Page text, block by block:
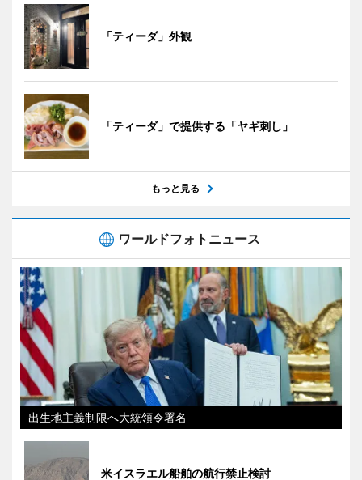
「ティーダ」外観
「ティーダ」で提供する「ヤギ刺し」
もっと見る
ワールドフォトニュース
出生地主義制限へ大統領令署名
米イスラエル船舶の航行禁止検討